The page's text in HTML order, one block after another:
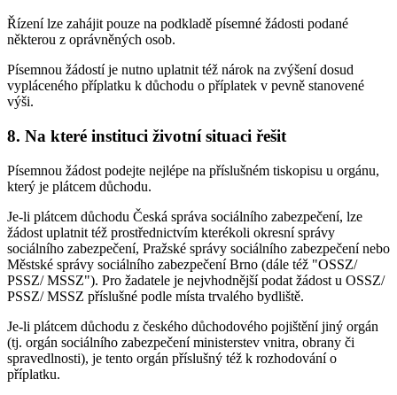
Řízení lze zahájit pouze na podkladě písemné žádosti podané
některou z oprávněných osob.
Písemnou žádostí je nutno uplatnit též nárok na zvýšení dosud
vypláceného příplatku k důchodu o příplatek v pevně stanovené
výši.
8. Na které instituci životní situaci řešit
Písemnou žádost podejte nejlépe na příslušném tiskopisu u orgánu,
který je plátcem důchodu.
Je-li plátcem důchodu Česká správa sociálního zabezpečení, lze
žádost uplatnit též prostřednictvím kterékoli okresní správy
sociálního zabezpečení, Pražské správy sociálního zabezpečení nebo
Městské správy sociálního zabezpečení Brno (dále též "OSSZ/
PSSZ/ MSSZ"). Pro žadatele je nejvhodnější podat žádost u OSSZ/
PSSZ/ MSSZ příslušné podle místa trvalého bydliště.
Je-li plátcem důchodu z českého důchodového pojištění jiný orgán
(tj. orgán sociálního zabezpečení ministerstev vnitra, obrany či
spravedlnosti), je tento orgán příslušný též k rozhodování o
příplatku.